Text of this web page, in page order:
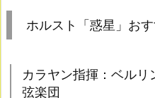
ホルスト「惑星」お
カラヤン指揮：ベル
弦楽団